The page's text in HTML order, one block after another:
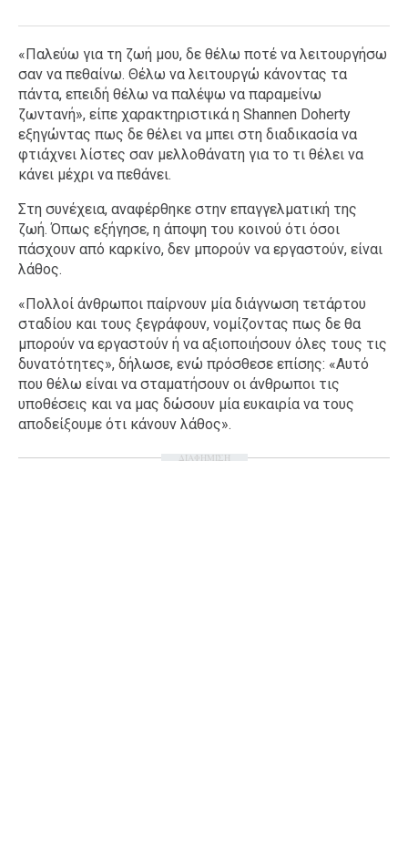
«Παλεύω για τη ζωή μου, δε θέλω ποτέ να λειτουργήσω
σαν να πεθαίνω. Θέλω να λειτουργώ κάνοντας τα
πάντα, επειδή θέλω να παλέψω να παραμείνω
ζωντανή», είπε χαρακτηριστικά η Shannen Doherty
εξηγώντας πως δε θέλει να μπει στη διαδικασία να
φτιάχνει λίστες σαν μελλοθάνατη για το τι θέλει να
κάνει μέχρι να πεθάνει.
Στη συνέχεια, αναφέρθηκε στην επαγγελματική της
ζωή. Όπως εξήγησε, η άποψη του κοινού ότι όσοι
πάσχουν από καρκίνο, δεν μπορούν να εργαστούν, είναι
λάθος.
«Πολλοί άνθρωποι παίρνουν μία διάγνωση τετάρτου
σταδίου και τους ξεγράφουν, νομίζοντας πως δε θα
μπορούν να εργαστούν ή να αξιοποιήσουν όλες τους τις
δυνατότητες», δήλωσε, ενώ πρόσθεσε επίσης: «Αυτό
που θέλω είναι να σταματήσουν οι άνθρωποι τις
υποθέσεις και να μας δώσουν μία ευκαιρία να τους
αποδείξουμε ότι κάνουν λάθος».
ΔΙΑΦΗΜΙΣΗ